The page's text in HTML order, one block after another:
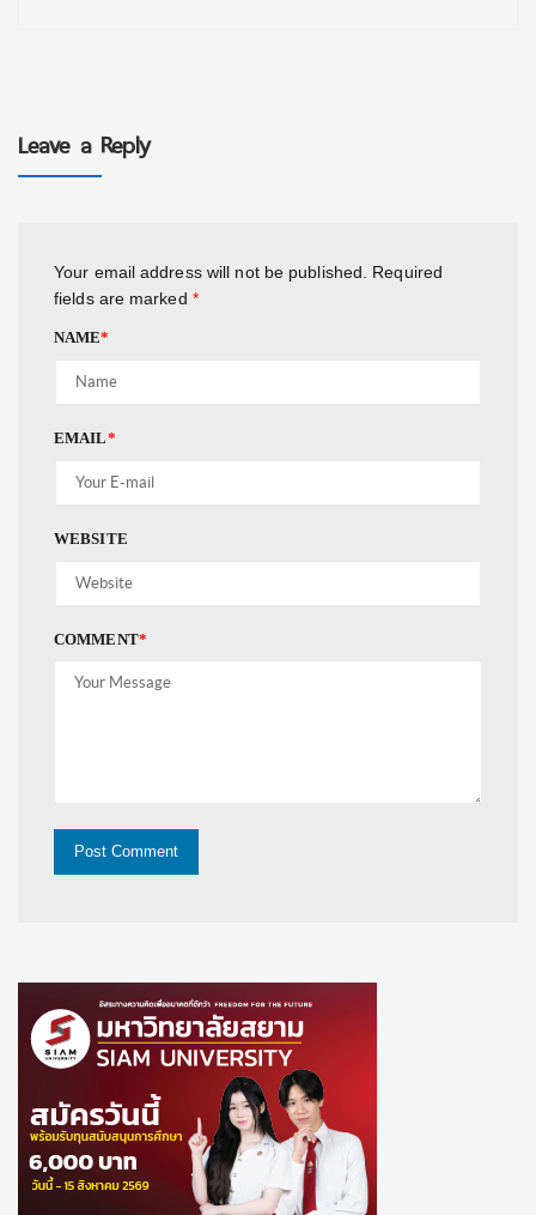
Leave a Reply
Your email address will not be published.
Required
fields are marked *
NAME*
EMAIL*
WEBSITE
COMMENT*